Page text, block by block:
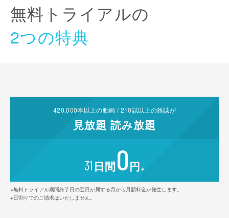
無料トライアルの
2つの特典
420,000本以上の動画 /210誌以上の雑誌が
見放題 読み放題
31 日間0円 ※
※無料トライアル期間終了日の翌日が属する月から月額料金が発生します。
※日割りでのご請求はいたしません。